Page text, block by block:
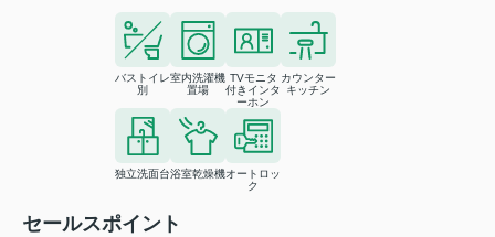
バストイレ
別
室内洗濯機
置場
TVモニタ
付きインタ
ーホン
カウンター
キッチン
独立洗面台浴室乾燥機オートロッ
ク
セールスポイント